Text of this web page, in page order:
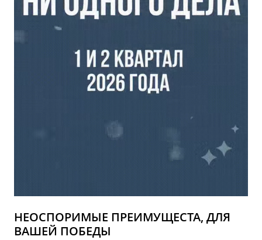
НЕОСПОРИМЫЕ ПРЕИМУЩЕСТА, ДЛЯ
ВАШЕЙ ПОБЕДЫ